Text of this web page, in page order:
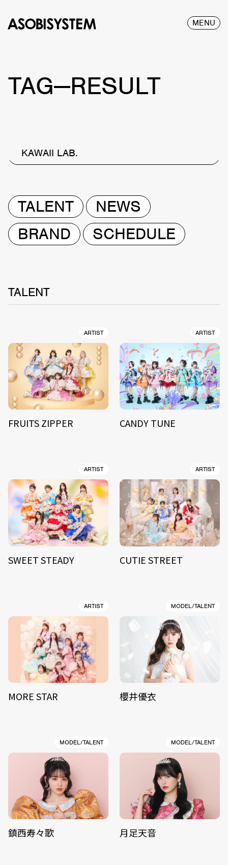
MENU
TAG—RESULT
KAWAII LAB.
TALENT
NEWS
BRAND
SCHEDULE
TALENT
ARTIST
FRUITS ZIPPER
ARTIST
CANDY TUNE
ARTIST
SWEET STEADY
ARTIST
CUTIE STREET
ARTIST
MORE STAR
MODEL/TALENT
櫻井優衣
MODEL/TALENT
鎮西寿々歌
MODEL/TALENT
月足天音